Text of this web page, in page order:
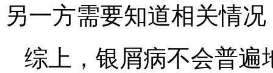
另一方需要知道相关情
综上，银屑病不会普遍